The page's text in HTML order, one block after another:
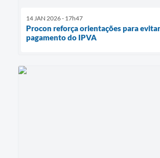
14 JAN 2026 - 17h47
Procon reforça orientações para
pagamento do IPVA